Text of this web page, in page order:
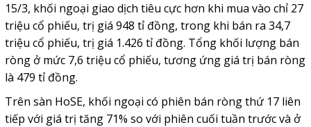
15/3, khối ngoại giao dịch tiêu cực hơn khi mua vào chỉ 27
triệu cổ phiếu, trị giá 948 tỉ đồng, trong khi bán ra 34,7
triệu cổ phiếu, trị giá 1.426 tỉ đồng. Tổng khối lượng bán
ròng ở mức 7,6 triệu cổ phiếu, tương ứng giá trị bán ròng
là 479 tỉ đồng.
Trên sàn HoSE, khối ngoại có phiên bán ròng thứ 17 liên
tiếp với giá trị tăng 71% so với phiên cuối tuần trước và ở